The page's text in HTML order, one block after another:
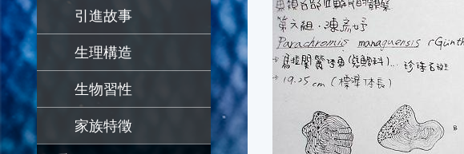
引進故事
生理構造
生物習性
家族特徵